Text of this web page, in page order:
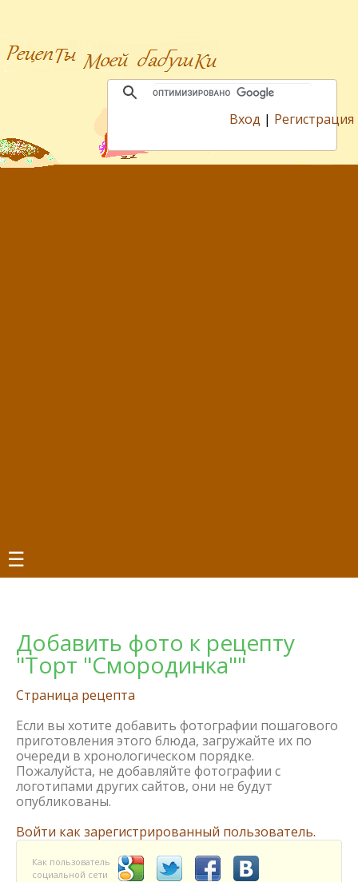
Вход | Регистрация
☰
Добавить фото к рецепту
"Торт "Смородинка""
Страница рецепта
Если вы хотите добавить фотографии пошагового
приготовления этого блюда, загружайте их по
очереди в хронологическом порядке.
Пожалуйста, не добавляйте фотографии с
логотипами других сайтов, они не будут
опубликованы.
Войти как зарегистрированный пользователь.
Как пользователь
социальной сети